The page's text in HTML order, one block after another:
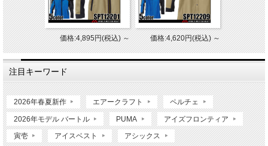
価格:4,895円(税込)～ 価格:4,620円(税込)～
注目キーワード
2026年春夏新作 エアークラフト ペルチェ
2026年モデル バートル PUMA アイズフロンティア
寅壱 アイスベスト アシックス